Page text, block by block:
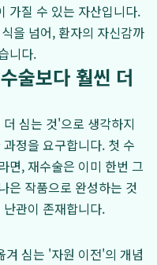
가질 수 있는 자산입니다.
을 넘어, 환자의 자신감까
니다.
술보다 훨씬 더
심는 것'으로 생각하지
정을 요구합니다. 첫 수
면, 재수술은 이미 한번 그
은 작품으로 완성하는 것
관이 존재합니다.
심는 '자원 이전'의 개념